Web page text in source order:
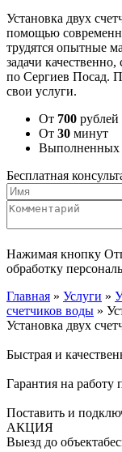
Установка двух
помощью
трудятся опытные
задачи
по Сергиев Посад.
свои услуги.
От 700 рублей
От 30 минут
Выполненных
Бесплатная
Нажимая кнопку
обработку
Главная » Услуги »
счетчиков воды »
Установка двух
Быстрая и
Гарантия на работу
Поставить и
АКЦИЯ
Выезд до объекта